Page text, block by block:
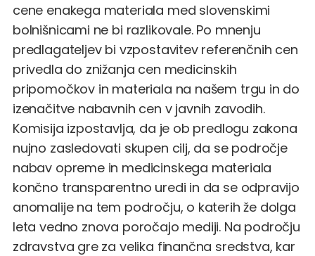
cene enakega materiala med slovenskimi
bolnišnicami ne bi razlikovale. Po mnenju
predlagateljev bi vzpostavitev referenčnih cen
privedla do znižanja cen medicinskih
pripomočkov in materiala na našem trgu in do
izenačitve nabavnih cen v javnih zavodih.
Komisija izpostavlja, da je ob predlogu zakona
nujno zasledovati skupen cilj, da se področje
nabav opreme in medicinskega materiala
končno transparentno uredi in da se odpravijo
anomalije na tem področju, o katerih že dolga
leta vedno znova poročajo mediji. Na področju
zdravstva gre za velika finančna sredstva, kar